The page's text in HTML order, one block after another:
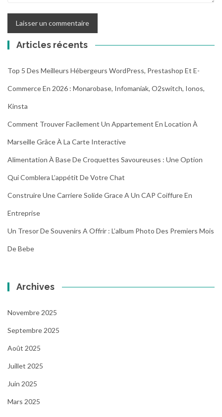
Articles récents
Top 5 Des Meilleurs Hébergeurs WordPress, Prestashop Et E-
Commerce En 2026 : Monarobase, Infomaniak, O2switch, Ionos,
Kinsta
Comment Trouver Facilement Un Appartement En Location À
Marseille Grâce À La Carte Interactive
Alimentation À Base De Croquettes Savoureuses : Une Option
Qui Comblera L’appétit De Votre Chat
Construire Une Carriere Solide Grace A Un CAP Coiffure En
Entreprise
Un Tresor De Souvenirs A Offrir : L’album Photo Des Premiers Mois
De Bebe
Archives
Novembre 2025
Septembre 2025
Août 2025
Juillet 2025
Juin 2025
Mars 2025